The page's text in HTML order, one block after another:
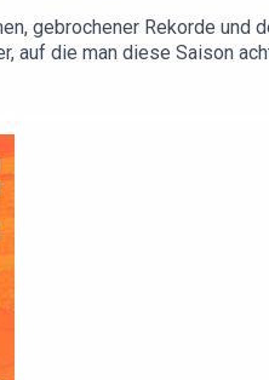
gebrochener Rekorde
auf die man diese Saison